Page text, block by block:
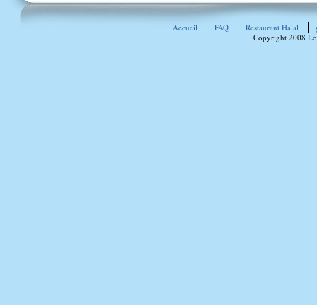
Accueil FAQ Restaurant Halal
Copyright 2008